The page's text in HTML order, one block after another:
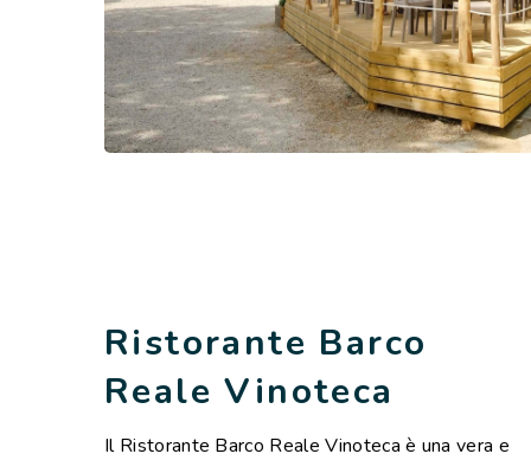
Ristorante Barco
Reale Vinoteca
Il Ristorante Barco Reale Vinoteca è una vera e